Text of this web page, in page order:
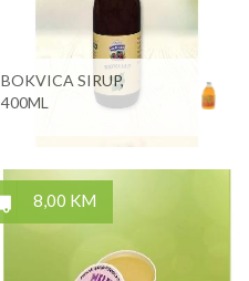
BOKVICA SIRUP,
400ML
8,00 KM